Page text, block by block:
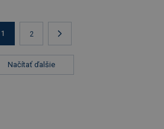
Načítať ďalšie
1 2